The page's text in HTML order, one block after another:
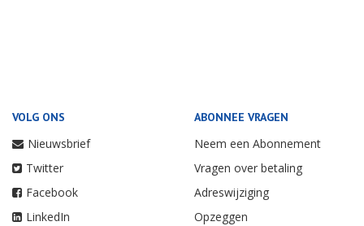
VOLG ONS
Nieuwsbrief
Twitter
Facebook
LinkedIn
ABONNEE VRAGEN
Neem een Abonnement
Vragen over betaling
Adreswijziging
Opzeggen